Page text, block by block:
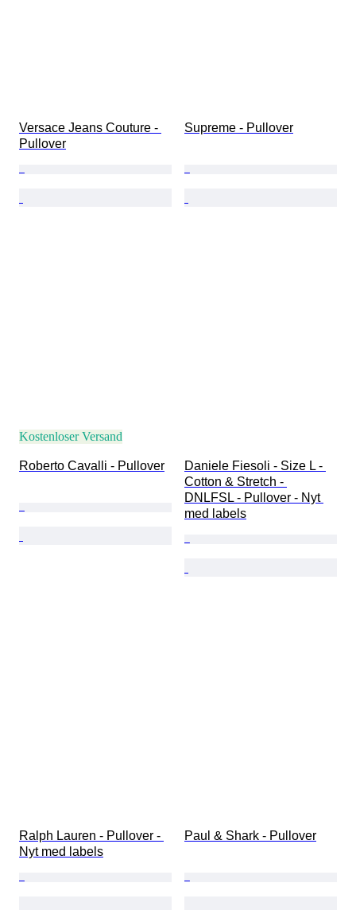
Versace Jeans Couture -
Pullover
Supreme - Pullover
Kostenloser Versand
Roberto Cavalli - Pullover
Daniele Fiesoli - Size L -
Cotton & Stretch -
DNLFSL - Pullover - Nyt
med labels
Ralph Lauren - Pullover -
Nyt med labels
Paul & Shark - Pullover